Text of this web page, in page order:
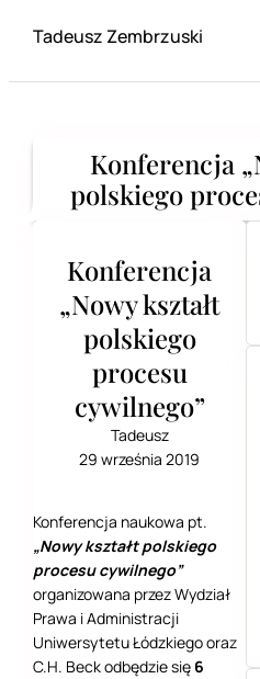
Tadeusz Zembrzuski
Konferencja
polskiego
Konferencja
„Nowy kształt
polskiego
procesu
cywilnego”
Tadeusz
29 września 2019
Konferencja naukowa pt.
„Nowy kształt polskiego
procesu cywilnego”
organizowana przez Wydział
Prawa i Administracji
Uniwersytetu Łódzkiego oraz
C.H. Beck odbędzie się 6